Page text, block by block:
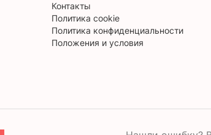
Контакты
Политика cookie
Политика конфиденциальности
Положения и условия